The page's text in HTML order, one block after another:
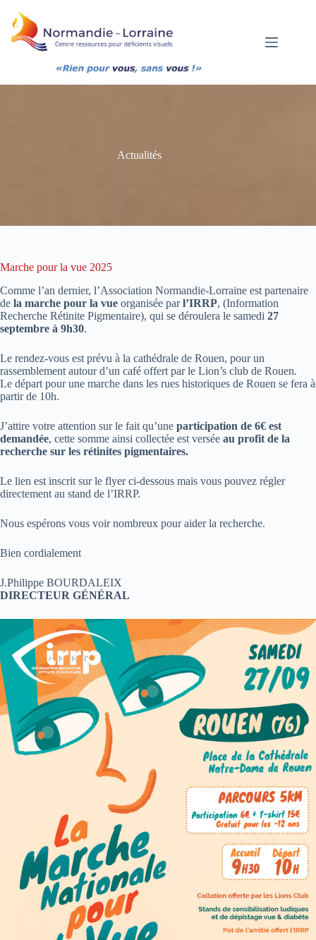
contenu
Actualités
Marche pour la vue 2025
Comme l’an dernier, l’Association Normandie-Lorraine est partenaire
de la marche pour la vue organisée parl’IRRP, (Information
Recherche Rétinite Pigmentaire), qui se déroulera le samedi 27
septembre à 9h30.
Le rendez-vous est prévu à la cathédrale de Rouen, pour un
rassemblement autour d’un café offert par le Lion’s club de Rouen.
Le départ pour une marche dans les rues historiques de Rouen se fera à
partir de 10h.
J’attire votre attention sur le fait qu’une participation de 6€ est
demandée, cette somme ainsi collectée est versée au profit de la
recherche sur les rétinites pigmentaires.
Le lien est inscrit sur le flyer ci-dessous mais vous pouvez régler
directement au stand de l’IRRP.
Nous espérons vous voir nombreux pour aider la recherche.
Bien cordialement
J.Philippe BOURDALEIX
DIRECTEUR GÉNÉRAL